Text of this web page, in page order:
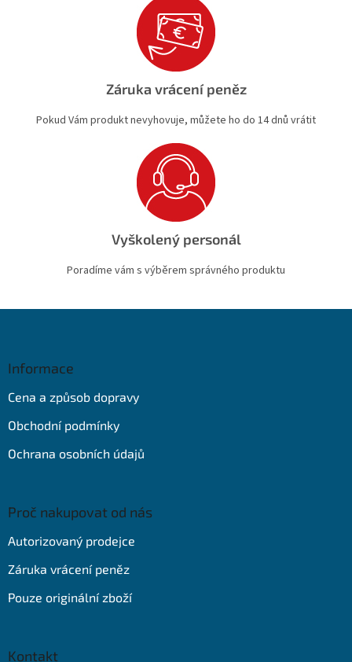
Záruka vrácení peněz
Pokud Vám produkt nevyhovuje, můžete ho do 14 dnů vrátit
Vyškolený personál
Poradíme vám s výběrem správného produktu
Informace
Cena a způsob dopravy
Obchodní podmínky
Ochrana osobních údajů
Proč nakupovat od nás
Autorizovaný prodejce
Záruka vrácení peněz
Pouze originální zboží
Kontakt